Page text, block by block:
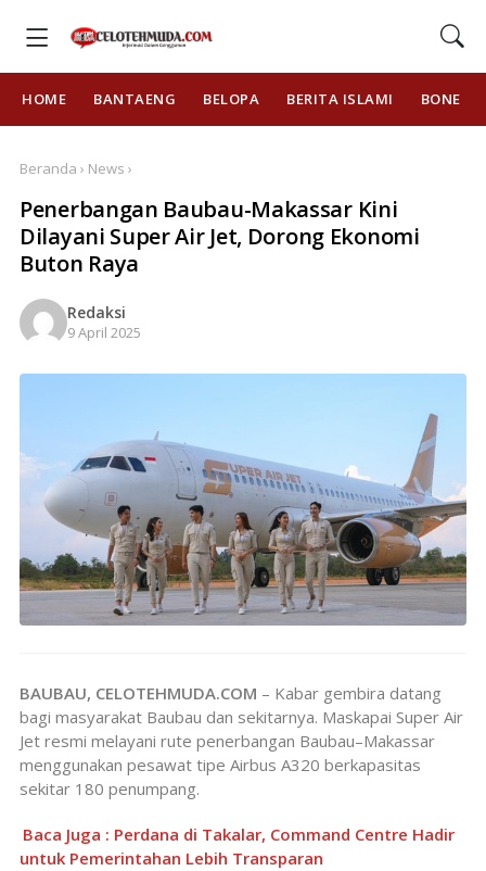
HOME BANTAENG BELOPA BERITA ISLAMI BONE
Beranda › News ›
Penerbangan Baubau-Makassar Kini
Dilayani Super Air Jet, Dorong Ekonomi
Buton Raya
Redaksi
9 April 2025
BAUBAU, CELOTEHMUDA.COM – Kabar gembira datang
bagi masyarakat Baubau dan sekitarnya. Maskapai Super Air
Jet resmi melayani rute penerbangan Baubau–Makassar
menggunakan pesawat tipe Airbus A320 berkapasitas
sekitar 180 penumpang.
Baca Juga : Perdana di Takalar, Command Centre Hadir
untuk Pemerintahan Lebih Transparan